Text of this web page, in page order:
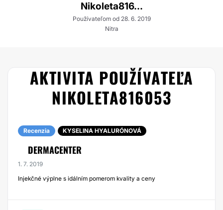
Nikoleta816...
Používateľom od 28. 6. 2019
Nitra
AKTIVITA POUŽÍVATEĽA
NIKOLETA816053
Recenzia KYSELINA HYALURÓNOVÁ
DERMACENTER
1. 7. 2019
Injekčné výplne s idálním pomerom kvality a ceny